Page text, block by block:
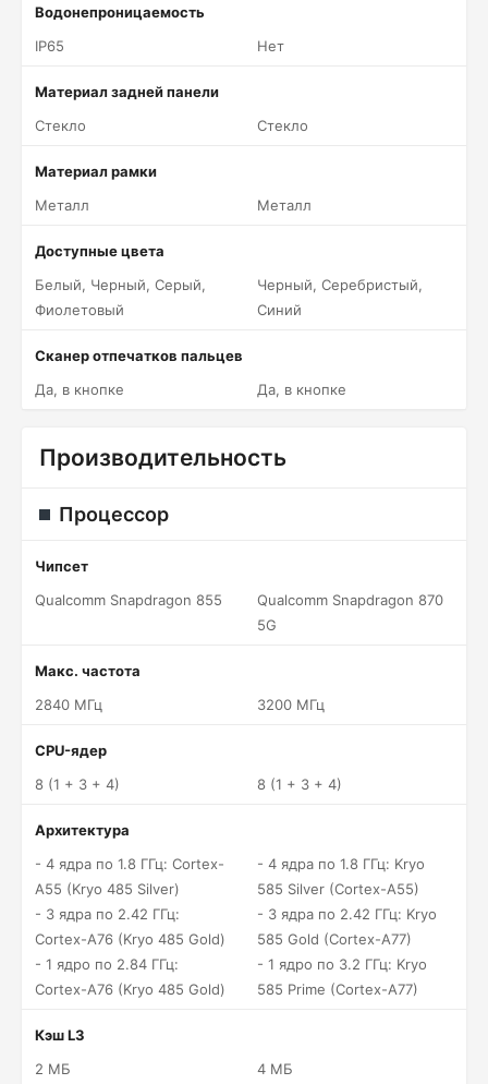
Водонепроницаемость
IP65
Нет
Материал задней панели
Стекло
Стекло
Материал рамки
Металл
Металл
Доступные цвета
Белый, Черный, Серый,
Фиолетовый
Черный, Серебристый,
Синий
Сканер отпечатков пальцев
Да, в кнопке
Да, в кнопке
Производительность
Процессор
Чипсет
Qualcomm Snapdragon 855
Qualcomm Snapdragon 870
5G
Макс. частота
2840 МГц
3200 МГц
CPU-ядер
8 (1 + 3 + 4)
8 (1 + 3 + 4)
Архитектура
- 4 ядра по 1.8 ГГц: Cortex-
A55 (Kryo 485 Silver)
- 3 ядра по 2.42 ГГц:
Cortex-A76 (Kryo 485 Gold)
- 1 ядро по 2.84 ГГц:
Cortex-A76 (Kryo 485 Gold)
- 4 ядра по 1.8 ГГц: Kryo
585 Silver (Cortex-A55)
- 3 ядра по 2.42 ГГц: Kryo
585 Gold (Cortex-A77)
- 1 ядро по 3.2 ГГц: Kryo
585 Prime (Cortex-A77)
Кэш L3
2 МБ
4 МБ